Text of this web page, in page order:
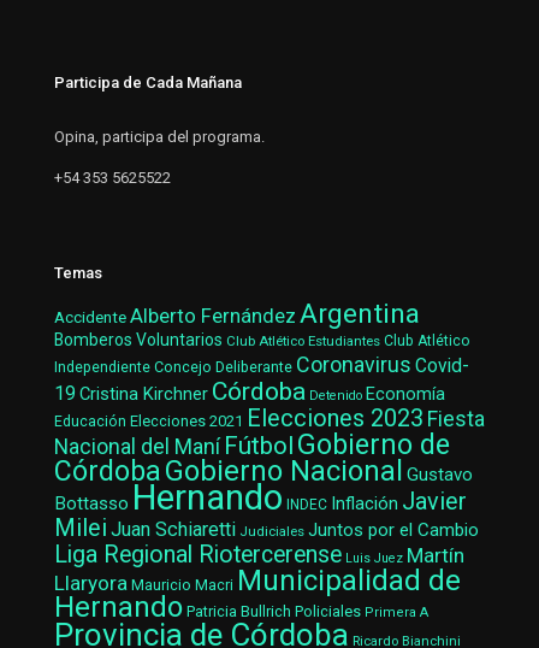
Participa de Cada Mañana
Opina, participa del programa.
+54 353 5625522
Temas
AccidenteAlberto Fernández Argentina
Bomberos Voluntarios Club Atlético Estudiantes Club Atlético
Independiente Concejo Deliberante Coronavirus Covid-
19 Cristina Kirchner Córdoba Detenido Economía
Educación Elecciones 2021 Elecciones 2023 Fiesta
Nacional del Maní Fútbol Gobierno de
CórdobaGobierno Nacional Gustavo
Bottasso Hernando INDEC Inflación Javier
Milei Juan Schiaretti Judiciales Juntos por el Cambio
Liga Regional Riotercerense Luis Juez Martín
Llaryora Mauricio Macri Municipalidad de
Hernando Patricia Bullrich Policiales Primera A
Provincia de Córdoba Ricardo Bianchini